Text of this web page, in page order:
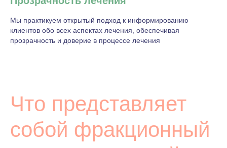
Мы практикуем открытый подход к информированию
клиентов обо всех аспектах лечения, обеспечивая
прозрачность и доверие в процессе лечения
Что представляет
собой фракционный